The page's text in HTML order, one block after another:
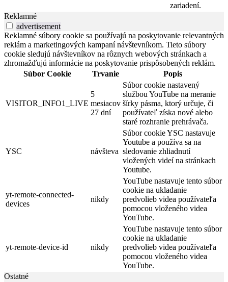
zariadení.
Reklamné
advertisement
Reklamné súbory cookie sa používajú na poskytovanie relevantných
reklám a marketingových kampaní návštevníkom. Tieto súbory
cookie sledujú návštevníkov na rôznych webových stránkach a
zhromažďujú informácie na poskytovanie prispôsobených reklám.
Súbor Cookie
Trvanie Popis
VISITOR_INFO1_LIVE
5
mesiacov
27 dní
Súbor cookie nastavený
službou YouTube na meranie
šírky pásma, ktorý určuje, či
používateľ získa nové alebo
staré rozhranie prehrávača.
YSC návšteva
Súbor cookie YSC nastavuje
Youtube a používa sa na
sledovanie zhliadnutí
vložených videí na stránkach
Youtube.
yt-remote-connected-
devices
nikdy
YouTube nastavuje tento súbor
cookie na ukladanie
predvolieb videa používateľa
pomocou vloženého videa
YouTube.
yt-remote-device-id nikdy
YouTube nastavuje tento súbor
cookie na ukladanie
predvolieb videa používateľa
pomocou vloženého videa
YouTube.
Ostatné